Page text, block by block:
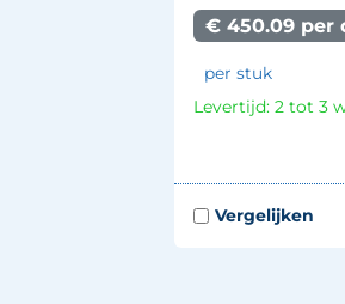
€ 450.09 per
per stuk
Levertijd: 2 tot 3